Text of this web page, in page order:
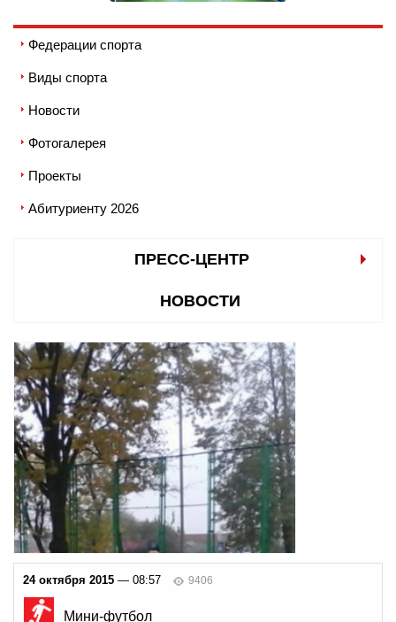
Федерации спорта
Виды спорта
Новости
Фотогалерея
Проекты
Абитуриенту 2026
ПРЕСС-ЦЕНТР
НОВОСТИ
24 октября 2015 — 08:57 9406
Мини-футбол